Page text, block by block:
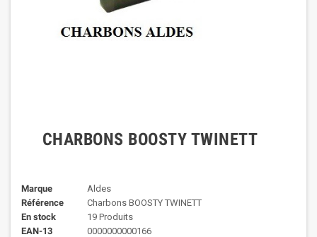
CHARBONS BOOSTY TWINETT
Marque
Aldes
Référence
Charbons BOOSTY TWINETT
En stock
19 Produits
EAN-13
0000000000166